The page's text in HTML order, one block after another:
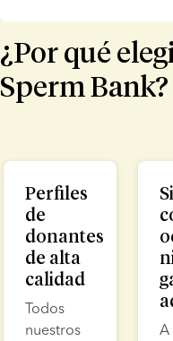
¿Por qué
Sperm Bank?
1 of 4
Perfiles
de
donantes
de alta
calidad
Todos
nuestros
A